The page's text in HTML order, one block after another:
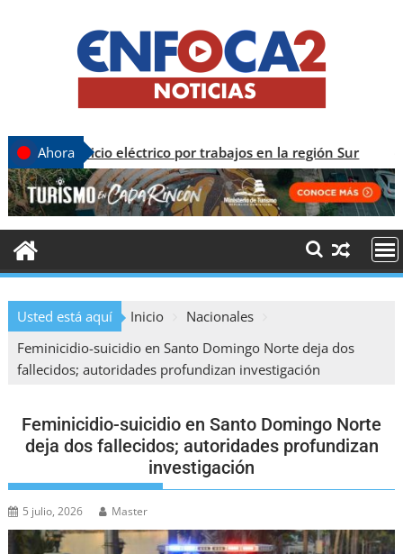
Ahora
eléctrico por trabajos en la región Sur
Usted está aquí Inicio
Nacionales
Feminicidio-suicidio en Santo Domingo Norte deja dos
fallecidos; autoridades profundizan investigación
Feminicidio-suicidio en Santo Domingo Norte
deja dos fallecidos; autoridades profundizan
investigación
5 julio, 2026 Master